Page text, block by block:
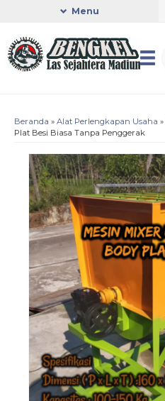
Menu
Beranda » Alat Perlengkapan Usaha »
Plat Besi Biasa Tanpa Penggerak